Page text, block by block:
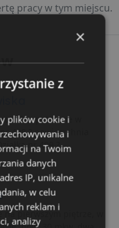
pracy w tym miejscu.
rolne położone w
498 ? powierzchnia
nr 499 ?
pierwszym piętrze, w
×
z
plików cookie i
i
na Twoim
danych
IP, unikalne
w celu
reklam i
analizy